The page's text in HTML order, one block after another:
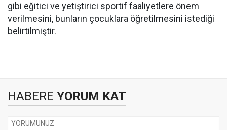
gibi eğitici ve yetiştirici sportif faaliyetlere önem
verilmesini, bunların çocuklara öğretilmesini istediği
belirtilmiştir.
HABERE YORUM KAT